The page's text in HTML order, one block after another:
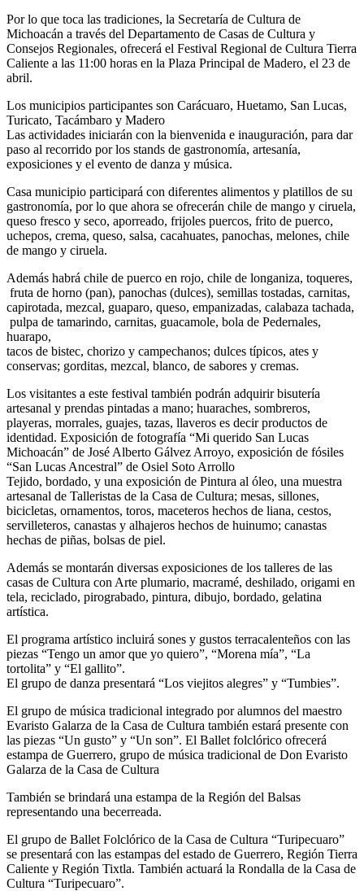
Por lo que toca las tradiciones, la Secretaría de Cultura de
Michoacán a través del Departamento de Casas de Cultura y
Consejos Regionales, ofrecerá el Festival Regional de Cultura Tierra
Caliente a las 11:00 horas en la Plaza Principal de Madero, el 23 de
abril.
Los municipios participantes son Carácuaro, Huetamo, San Lucas,
Turicato, Tacámbaro y Madero
Las actividades iniciarán con la bienvenida e inauguración, para dar
paso al recorrido por los stands de gastronomía, artesanía,
exposiciones y el evento de danza y música.
Casa municipio participará con diferentes alimentos y platillos de su
gastronomía, por lo que ahora se ofrecerán chile de mango y ciruela,
queso fresco y seco, aporreado, frijoles puercos, frito de puerco,
uchepos, crema, queso, salsa, cacahuates, panochas, melones, chile
de mango y ciruela.
Además habrá chile de puerco en rojo, chile de longaniza, toqueres,
fruta de horno (pan), panochas (dulces), semillas tostadas, carnitas,
capirotada, mezcal, guaparo, queso, empanizadas, calabaza tachada,
pulpa de tamarindo, carnitas, guacamole, bola de Pedernales,
huarapo,
tacos de bistec, chorizo y campechanos; dulces típicos, ates y
conservas; gorditas, mezcal, blanco, de sabores y cremas.
Los visitantes a este festival también podrán adquirir bisutería
artesanal y prendas pintadas a mano; huaraches, sombreros,
playeras, morrales, guajes, tazas, llaveros es decir productos de
identidad. Exposición de fotografía “Mi querido San Lucas
Michoacán” de José Alberto Gálvez Arroyo, exposición de fósiles
“San Lucas Ancestral” de Osiel Soto Arrollo
Tejido, bordado, y una exposición de Pintura al óleo, una muestra
artesanal de Talleristas de la Casa de Cultura; mesas, sillones,
bicicletas, ornamentos, toros, maceteros hechos de liana, cestos,
servilleteros, canastas y alhajeros hechos de huinumo; canastas
hechas de piñas, bolsas de piel.
Además se montarán diversas exposiciones de los talleres de las
casas de Cultura con Arte plumario, macramé, deshilado, origami en
tela, reciclado, pirograbado, pintura, dibujo, bordado, gelatina
artística.
El programa artístico incluirá sones y gustos terracalenteños con las
piezas “Tengo un amor que yo quiero”, “Morena mía”, “La
tortolita” y “El gallito”.
El grupo de danza presentará “Los viejitos alegres” y “Tumbies”.
El grupo de música tradicional integrado por alumnos del maestro
Evaristo Galarza de la Casa de Cultura también estará presente con
las piezas “Un gusto” y “Un son”. El Ballet folclórico ofrecerá
estampa de Guerrero, grupo de música tradicional de Don Evaristo
Galarza de la Casa de Cultura
También se brindará una estampa de la Región del Balsas
representando una becerreada.
El grupo de Ballet Folclórico de la Casa de Cultura “Turipecuaro”
se presentará con las estampas del estado de Guerrero, Región Tierra
Caliente y Región Tixtla. También actuará la Rondalla de la Casa de
Cultura “Turipecuaro”.